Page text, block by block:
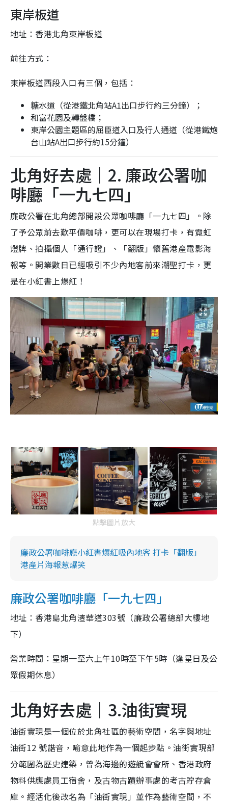
東岸板道
地址：香港北角東岸板道
前往方式：
東岸板道西段入口有三個，包括：
糖水道（從港鐵北角站A1出口步行約三分鐘）；
和富花園及轉盤橋；
東岸公園主題區的屈臣道入口及行人通道（從港鐵炮
台山站A出口步行約15分鐘）
北角好去處｜2. 廉政公署咖
啡廳「一九七四」
廉政公署在北角總部開設公眾咖啡廳「一九七四」。除
了予公眾前去歎平價咖啡，更可以在現場打卡，有霓虹
燈牌、拍攝個人「通行證」、「翻版」懷舊港產電影海
報等。開業數日已經吸引不少內地客前來潮聖打卡，更
是在小紅書上爆紅！
點擊圖片放大
廉政公署咖啡廳小紅書爆紅吸內地客 打卡「翻版」
港產片海報惹爆笑
廉政公署咖啡廳「一九七四」
地址：香港島北角渣華道303號（廉政公署總部大樓地
下）
營業時間：星期一至六上午10時至下午5時（逢星日及公
眾假期休息）
北角好去處｜3.油街實現
油街實現是一個位於北角社區的藝術空間，名字與地址
油街12 號諧音，喻意此地作為一個起步點。油街實現部
分範圍為歷史建築，曾為海邊的遊艇會會所、香港政府
物料供應處員工宿舍，及古物古蹟辦事處的考古貯存倉
庫。經活化後改名為「油街實現」並作為藝術空間，不